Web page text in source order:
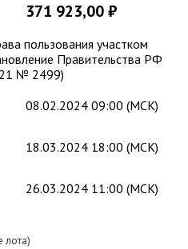
371 923,00 ₽
пользования участком
Правительства РФ
№ 2499)
08.02.2024 09:00 (МСК)
18.03.2024 18:00 (МСК)
26.03.2024 11:00 (МСК)
лота)